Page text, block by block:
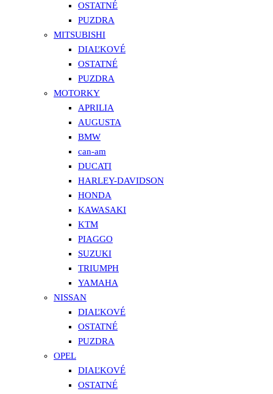
OSTATNÉ
PUZDRA
MITSUBISHI
DIAĽKOVÉ
OSTATNÉ
PUZDRA
MOTORKY
APRILIA
AUGUSTA
BMW
can-am
DUCATI
HARLEY-DAVIDSON
HONDA
KAWASAKI
KTM
PIAGGO
SUZUKI
TRIUMPH
YAMAHA
NISSAN
DIAĽKOVÉ
OSTATNÉ
PUZDRA
OPEL
DIAĽKOVÉ
OSTATNÉ